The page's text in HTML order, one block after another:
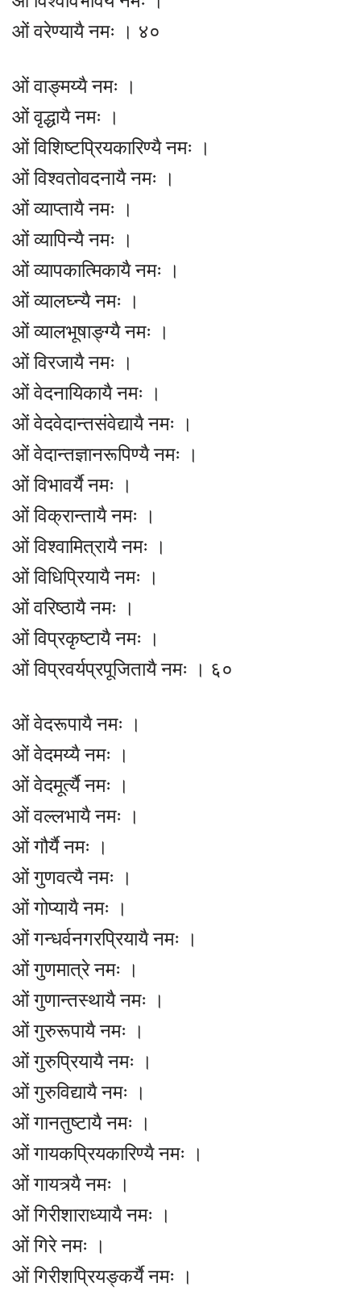
ओं वरेण्यायै नमः । ४०
ओं वाङ्मय्यै नमः ।
ओं वृद्धायै नमः ।
ओं विशिष्टप्रियकारिण्यै नमः ।
ओं विश्वतोवदनायै नमः ।
ओं व्याप्तायै नमः ।
ओं व्यापिन्यै नमः ।
ओं व्यापकात्मिकायै नमः ।
ओं व्यालघ्न्यै नमः ।
ओं व्यालभूषाङ्ग्यै नमः ।
ओं विरजायै नमः ।
ओं वेदनायिकायै नमः ।
ओं वेदवेदान्तसंवेद्यायै नमः ।
ओं वेदान्तज्ञानरूपिण्यै नमः ।
ओं विभावर्यै नमः ।
ओं विक्रान्तायै नमः ।
ओं विश्वामित्रायै नमः ।
ओं विधिप्रियायै नमः ।
ओं वरिष्ठायै नमः ।
ओं विप्रकृष्टायै नमः ।
ओं विप्रवर्यप्रपूजितायै नमः । ६०
ओं वेदरूपायै नमः ।
ओं वेदमय्यै नमः ।
ओं वेदमूर्त्यै नमः ।
ओं वल्लभायै नमः ।
ओं गौर्यै नमः ।
ओं गुणवत्यै नमः ।
ओं गोप्यायै नमः ।
ओं गन्धर्वनगरप्रियायै नमः ।
ओं गुणमात्रे नमः ।
ओं गुणान्तस्थायै नमः ।
ओं गुरुरूपायै नमः ।
ओं गुरुप्रियायै नमः ।
ओं गुरुविद्यायै नमः ।
ओं गानतुष्टायै नमः ।
ओं गायकप्रियकारिण्यै नमः ।
ओं गायत्र्यै नमः ।
ओं गिरीशाराध्यायै नमः ।
ओं गिरे नमः ।
ओं गिरीशप्रियङ्कर्यै नमः ।